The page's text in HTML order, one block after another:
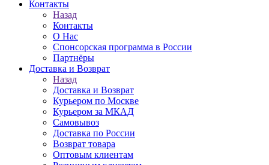
Контакты
Назад
Контакты
О Нас
Спонсорская программа в России
Партнёры
Доставка и Возврат
Назад
Доставка и Возврат
Курьером по Москве
Курьером за МКАД
Самовывоз
Доставка по России
Возврат товара
Оптовым клиентам